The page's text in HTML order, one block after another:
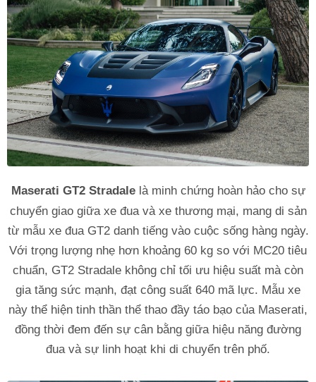
Maserati GT2 Stradalelà minh chứng hoàn hảo cho sự
chuyển giao giữa xe đua và xe thương mại, mang di sản
từ mẫu xe đua GT2 danh tiếng vào cuộc sống hàng ngày.
Với trọng lượng nhẹ hơn khoảng 60 kg so với MC20 tiêu
chuẩn, GT2 Stradale không chỉ tối ưu hiệu suất mà còn
gia tăng sức mạnh, đạt công suất 640 mã lực. Mẫu xe
này thể hiện tinh thần thể thao đầy táo bạo của Maserati,
đồng thời đem đến sự cân bằng giữa hiệu năng đường
đua và sự linh hoạt khi di chuyển trên phố.